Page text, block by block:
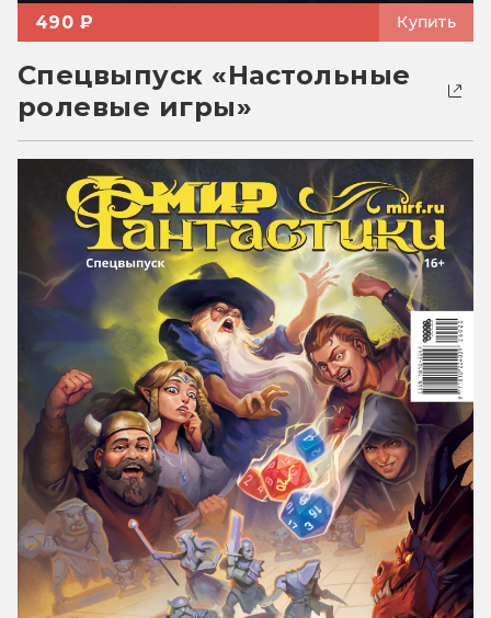
490 ₽ Купить
Спецвыпуск «Настольные
ролевые игры»